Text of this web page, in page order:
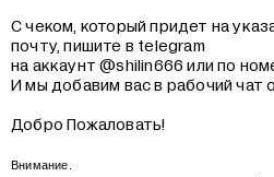
С чеком, который придет на
почту, пишите в telegram
на аккаунт @shilin666 или по
И мы добавим вас в рабочий чат
Добро Пожаловать!
Внимание.